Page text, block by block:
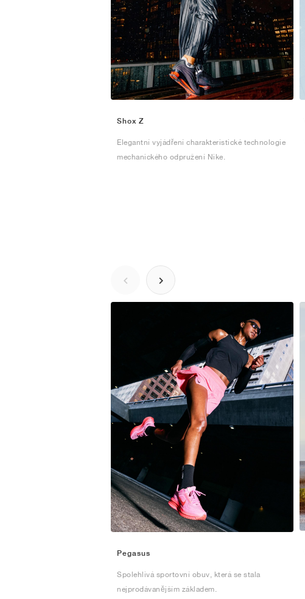
Shox Z
Elegantní vyjádření charakteristické technologie
mechanického odpružení Nike.
Pegasus
Spolehlivá sportovní obuv, která se stala
nejprodávanějším základem.